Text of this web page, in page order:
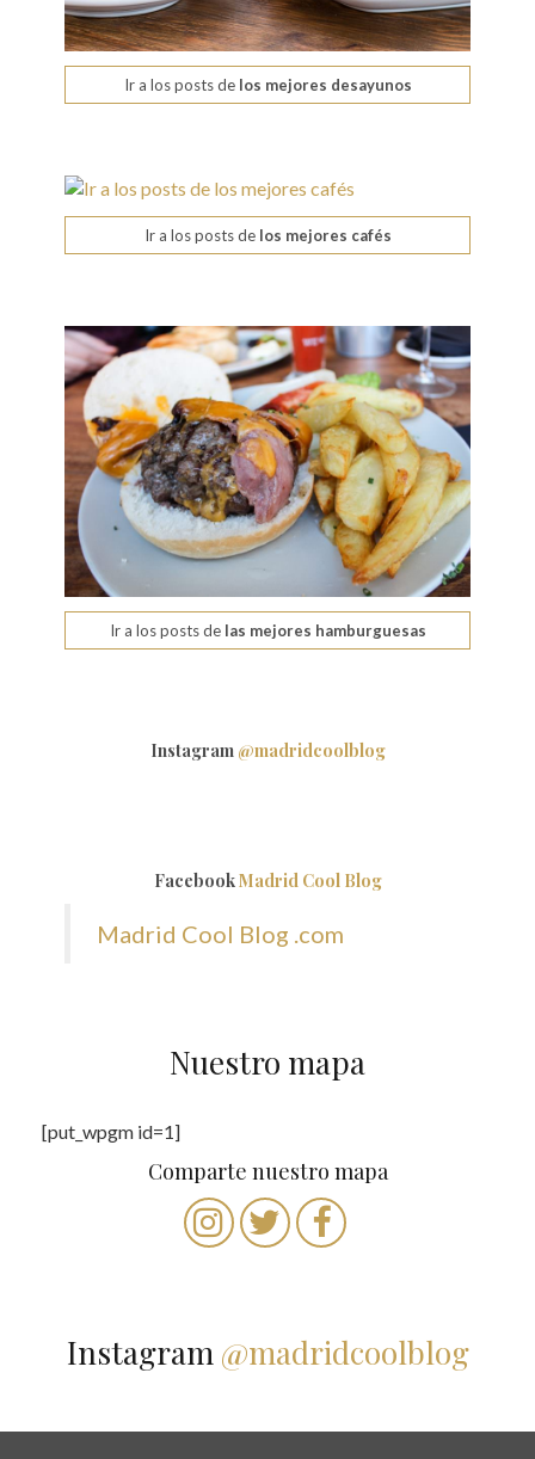
Ir a los posts delos mejores desayunos
Ir a los posts delos mejores cafés
Ir a los posts delas mejores hamburguesas
Instagram @madridcoolblog
FacebookMadrid Cool Blog
Madrid Cool Blog .com
Nuestro mapa
[put_wpgm id=1]
Comparte nuestro mapa
Instagram @madridcoolblog